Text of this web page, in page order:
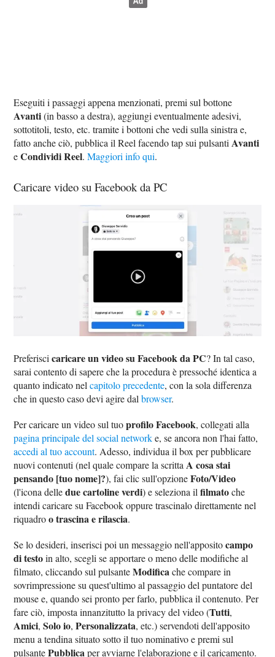
Eseguiti i passaggi appena menzionati, premi sul bottone
Avanti(in basso a destra), aggiungi eventualmente adesivi,
sottotitoli, testo, etc. tramite i bottoni che vedi sulla sinistra e,
fatto anche ciò, pubblica il Reel facendo tap sui pulsantiAvanti
eCondividi Reel.Maggiori info qui.
Caricare video su Facebook da PC
Preferiscicaricare un video su Facebook da PC? In tal caso,
sarai contento di sapere che la procedura è pressoché identica a
quanto indicato nelcapitolo precedente, con la sola differenza
che in questo caso devi agire dalbrowser.
Per caricare un video sul tuoprofilo Facebook, collegati alla
pagina principale del social networke, se ancora non l'hai fatto,
accedi al tuo account. Adesso, individua il box per pubblicare
nuovi contenuti (nel quale compare la scrittaA cosa stai
pensando [tuo nome]?), fai clic sull'opzioneFoto/Video
(l'icona delledue cartoline verdi) e seleziona ilfilmatoche
intendi caricare su Facebook oppure trascinalo direttamente nel
riquadroo trascina e rilascia.
Se lo desideri, inserisci poi un messaggio nell'appositocampo
di testoin alto, scegli se apportare o meno delle modifiche al
filmato, cliccando sul pulsanteModificache compare in
sovrimpressione su quest'ultimo al passaggio del puntatore del
mouse e, quando sei pronto per farlo, pubblica il contenuto. Per
fare ciò, imposta innanzitutto la privacy del video (Tutti,
Amici,Solo io,Personalizzata, etc.) servendoti dell'apposito
menu a tendina situato sotto il tuo nominativo e premi sul
pulsantePubblicaper avviarne l'elaborazione e il caricamento.